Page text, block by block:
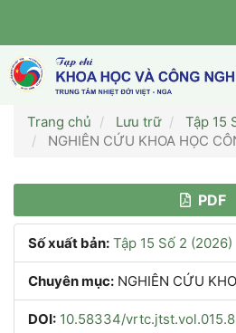
chính
Nội
dung
Thanh
bên
Trang chủ Lưu trữ
Tập 15
NGHIÊN CỨU KHOA HỌC
bên
bài
viết
PDF
Số xuất bản: Tập 15 Số 2 (2026)
Chuyên mục: NGHIÊN CỨU
DOI: 10.58334/